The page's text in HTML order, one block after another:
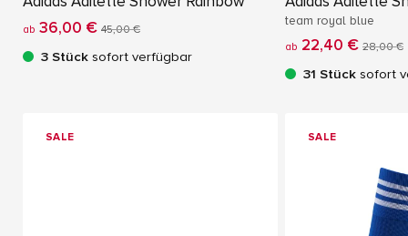
ab 36,00 € 45,00 €
3 Stück sofort verfügbar
team royal blue
ab 22,40 € 28,00 €
31 Stück sofort
SALE SALE